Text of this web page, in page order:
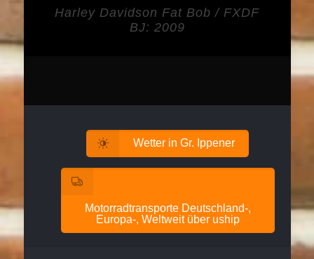
Harley Davidson Fat Bob / FXDF
BJ: 2009
Wetter in Gr. Ippener
Motorradtransporte Deutschland-,
Europa-, Weltweit über uship